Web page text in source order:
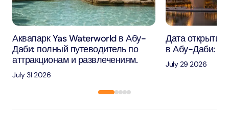
Аквапарк Yas Waterworld в Абу-
Даби: полный путеводитель по
аттракционам и развлечениям.
July 31 2026
Дата открытия
в Абу-Даби:
July 29 2026